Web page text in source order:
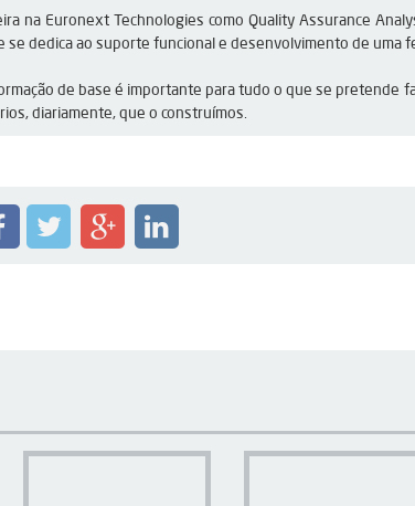
na Euronext Technologies como Quality Assurance
se dedica ao suporte funcional e desenvolvimento de uma
de base é importante para tudo o que se pretende
diariamente, que o construímos.